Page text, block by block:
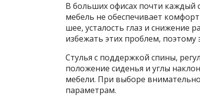
В больших офисах почти каждый
мебель не обеспечивает
шее, усталость глаз и снижение
избежать этих проблем,
Стулья с поддержкой спины,
положение сиденья и углы
мебели. При выборе
параметрам.